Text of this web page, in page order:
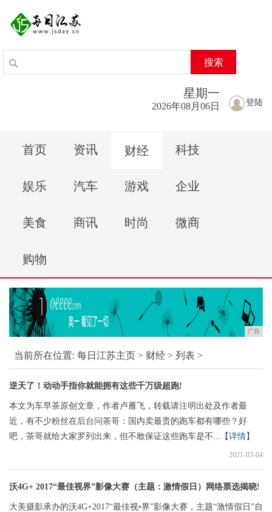
搜索
登陆
星期一
2026年08月06日
首页 资讯 财经 科技
娱乐 汽车 游戏 企业
美食 商讯 时尚 微商
购物
广告
当前所在位置: 每日江苏主页 > 财经 > 列表 >
逆天了！动动手指你就能拥有这些千万级超跑!
本文为车早茶原创文章，作者卢雁飞，转载请注明出处及作者最
近，有不少粉丝在后台问茶哥：国内卖最贵的跑车都有哪些？好
吧，茶哥就给大家罗列出来，但不敢保证这些跑车是不...【详情】
2021-03-04
沃4G+ 2017“最佳视界”影像大赛（主题：激情假日）网络票选揭晓!
大美摄影承办的沃4G+2017“最佳视•界”影像大赛，主题“激情假日”自